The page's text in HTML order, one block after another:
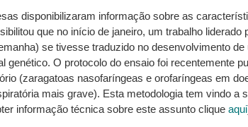
disponibilizaram informação sobre as
que no início de janeiro, um trabalho
se tivesse traduzido no desenvolvimento
O protocolo do ensaio foi recentemente
(zaragatoas nasofaríngeas e orofaríngeas em
mais grave). Esta metodologia tem vindo a
informação técnica sobre este assunto clique aqui